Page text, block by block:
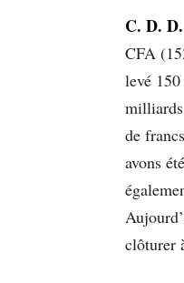
C. D. D.
CFA
levé
de
avons
clôturer